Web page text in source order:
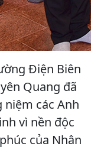
Điện Biên
Quang đã
các Anh
vì nền độc
của Nhân